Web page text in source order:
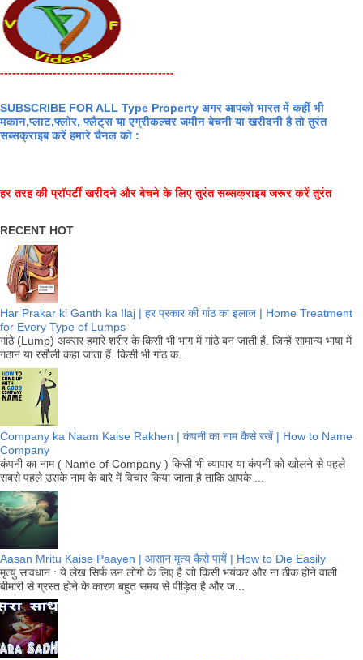
-------------------------------------------
SUBSCRIBE FOR ALL Type Property अगर आपको भारत में कहीं भी
मकान,प्लाट,फ्लोर, फ्लैट्स या एग्रीकल्चर जमीन बेचनी या खरीदनी है तो तुरंत
सब्सक्राइब करें हमारे चैनल को :
हर तरह की प्रॉपर्टी खरीदने और बेचने के लिए तुरंत सब्सक्राइब जरूर करें तुरंत
RECENT HOT
Har Prakar ki Ganth ka Ilaj | हर प्रकार की गांठ का इलाज | Home Treatment
for Every Type of Lumps
गांठे (Lump) अक्सर हमारे शरीर के किसी भी भाग में गांठे बन जाती हैं. जिन्हें सामान्य भाषा में
गठान या रसौली कहा जाता हैं. किसी भी गांठ क...
Company ka Naam Kaise Rakhen | कंपनी का नाम कैसे रखें | How to Name
Company
कंपनी का नाम ( Name of Company ) किसी भी व्यापार या कंपनी को खोलने से पहले
सबसे पहले उसके नाम के बारे में विचार किया जाता है ताकि आपके ...
Aasan Mritu Kaise Paayen | आसान मृत्य कैसे पायें | How to Die Easily
मृत्यु सावधान : ये लेख सिर्फ उन लोगो के लिए है जो किसी भयंकर और ना ठीक होने वाली
बीमारी से ग्रस्त होने के कारण बहुत समय से पीड़ित है और ज...